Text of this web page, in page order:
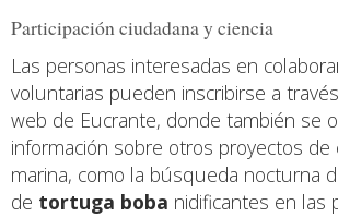
Participación ciudadana y ciencia
Las personas interesadas en
voluntarias pueden inscribirse a
web de Eucrante, donde también se
información sobre otros proyectos de
marina, como la búsqueda nocturna
de tortuga boba nidificantes en las